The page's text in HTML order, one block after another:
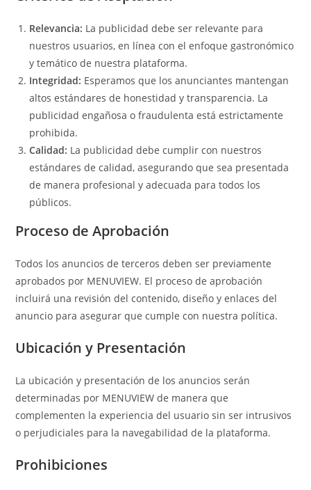
Relevancia: La publicidad debe ser relevante para
nuestros usuarios, en línea con el enfoque gastronómico
y temático de nuestra plataforma.
Integridad: Esperamos que los anunciantes mantengan
altos estándares de honestidad y transparencia. La
publicidad engañosa o fraudulenta está estrictamente
prohibida.
Calidad: La publicidad debe cumplir con nuestros
estándares de calidad, asegurando que sea presentada
de manera profesional y adecuada para todos los
públicos.
Proceso de Aprobación
Todos los anuncios de terceros deben ser previamente
aprobados por MENUVIEW. El proceso de aprobación
incluirá una revisión del contenido, diseño y enlaces del
anuncio para asegurar que cumple con nuestra política.
Ubicación y Presentación
La ubicación y presentación de los anuncios serán
determinadas por MENUVIEW de manera que
complementen la experiencia del usuario sin ser intrusivos
o perjudiciales para la navegabilidad de la plataforma.
Prohibiciones